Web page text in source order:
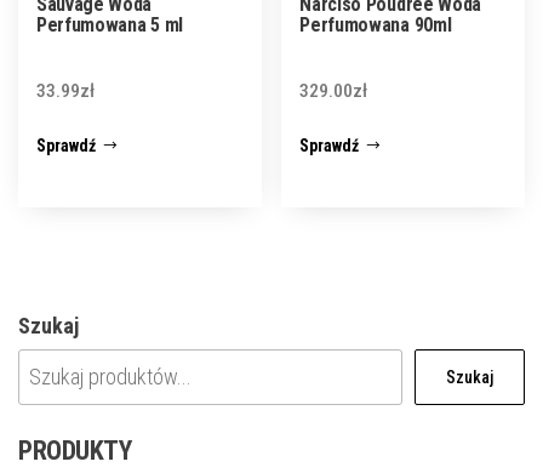
Perfumowana 5 ml
33.99zł
Sprawdź
Perfumowana 90ml
329.00zł
Sprawdź
Szukaj
Szukaj
PRODUKTY